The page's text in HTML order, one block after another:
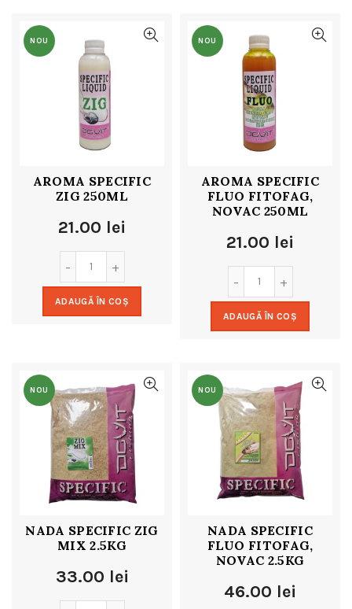
NOU
AROMA SPECIFIC
ZIG 250ML
21.00 lei
ADAUGĂ ÎN COȘ
NOU
AROMA SPECIFIC
FLUO FITOFAG,
NOVAC 250ML
21.00 lei
ADAUGĂ ÎN COȘ
NOU
NADA SPECIFIC ZIG
MIX 2.5KG
33.00 lei
NOU
NADA SPECIFIC
FLUO FITOFAG,
NOVAC 2.5KG
46.00 lei